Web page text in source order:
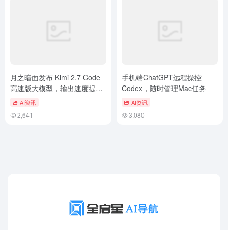
月之暗面发布 Kimi 2.7 Code
高速版大模型，输出速度提升
六倍AI资讯
2,641
手机端ChatGPT远程操控
Codex，随时管理Mac任务
AI资讯
3,080